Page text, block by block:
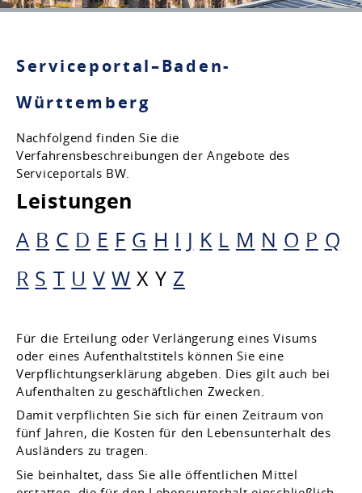
Serviceportal–Baden-
Württemberg
Nachfolgend finden Sie die
Verfahrensbeschreibungen der Angebote des
Serviceportals BW.
Leistungen
A B C D E F G H I J K L M N O P Q
R S T U V W X Y Z
Für die Erteilung oder Verlängerung eines Visums
oder eines Aufenthaltstitels können Sie eine
Verpflichtungserklärung abgeben. Dies gilt auch bei
Aufenthalten zu geschäftlichen Zwecken.
Damit verpflichten Sie sich für einen Zeitraum von
fünf Jahren, die Kosten für den Lebensunterhalt des
Ausländers zu tragen.
Sie beinhaltet, dass Sie alle öffentlichen Mittel